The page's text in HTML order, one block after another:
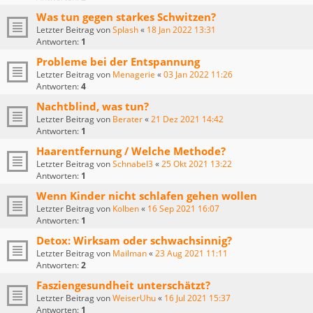
Was tun gegen starkes Schwitzen?
Letzter Beitrag vonSplash« 18 Jan 2022 13:31
Antworten: 1
Probleme bei der Entspannung
Letzter Beitrag von Menagerie «03 Jan 2022 11:26
Antworten:4
Nachtblind, was tun?
Letzter Beitrag von Berater«21 Dez 2021 14:42
Antworten: 1
Haarentfernung / Welche Methode?
Letzter Beitrag vonSchnabel3«25 Okt 2021 13:22
Antworten: 1
Wenn Kinder nicht schlafen gehen wollen
Letzter Beitrag von Kolben« 16 Sep 2021 16:07
Antworten: 1
Detox: Wirksam oder schwachsinnig?
Letzter Beitrag von Mailman«23 Aug 2021 11:11
Antworten:2
Fasziengesundheit unterschätzt?
Letzter Beitrag vonWeiserUhu« 16 Jul 2021 15:37
Antworten: 1